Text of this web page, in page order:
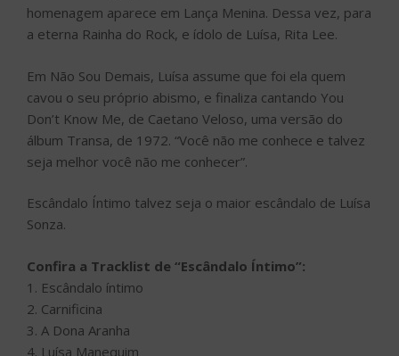
homenagem aparece em Lança Menina. Dessa vez, para
a eterna Rainha do Rock, e ídolo de Luísa, Rita Lee.
Em Não Sou Demais, Luísa assume que foi ela quem
cavou o seu próprio abismo, e finaliza cantando You
Don’t Know Me, de Caetano Veloso, uma versão do
álbum Transa, de 1972. “Você não me conhece e talvez
seja melhor você não me conhecer”.
Escândalo Íntimo talvez seja o maior escândalo de Luísa
Sonza.
Confira a Tracklist de “Escândalo Íntimo”:
1. Escândalo íntimo
2. Carnificina
3. A Dona Aranha
4. Luísa Manequim